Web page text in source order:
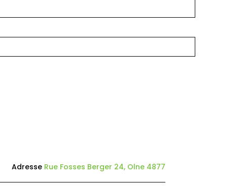
Adresse Rue Fosses Berger 24, Olne 4877